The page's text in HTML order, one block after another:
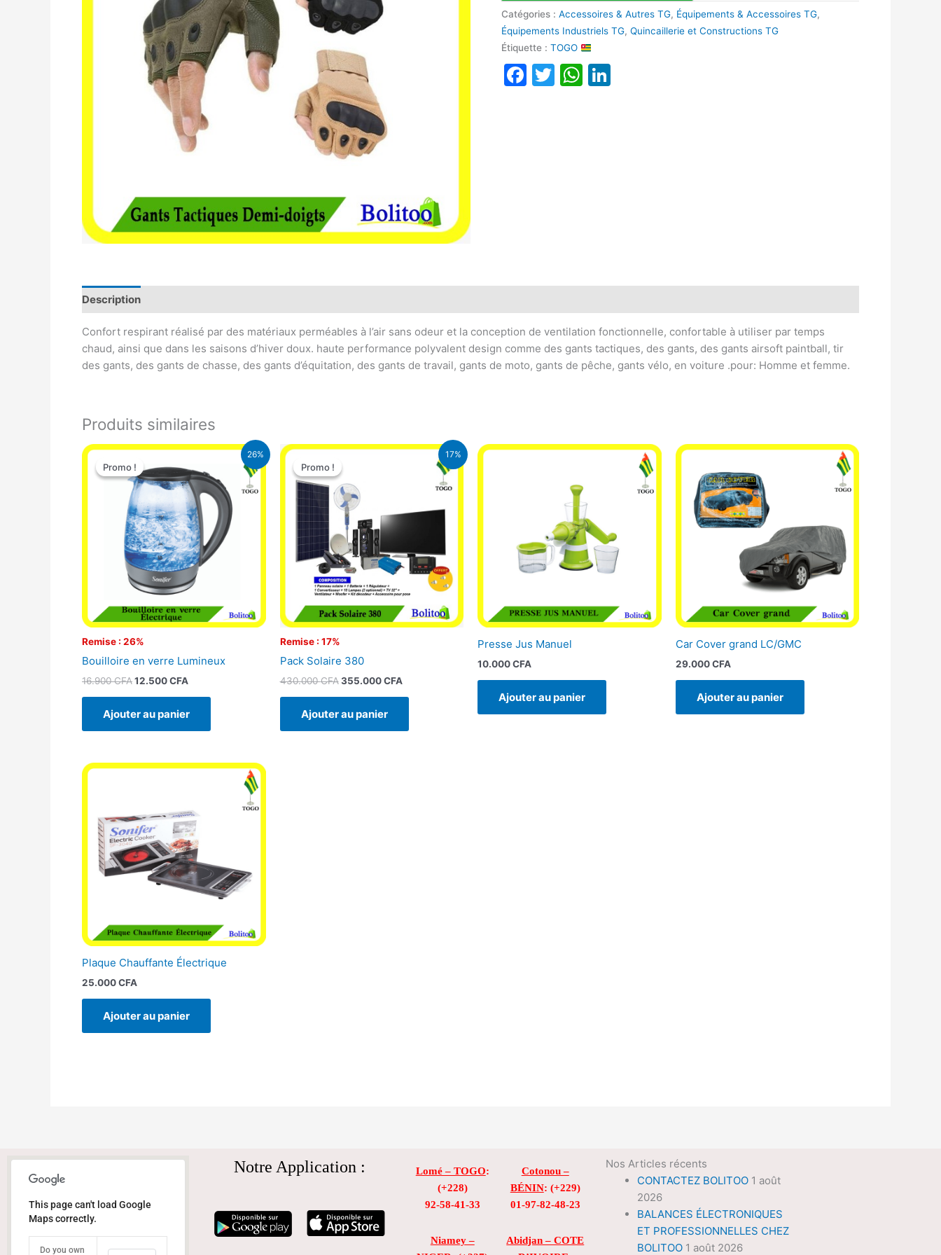
Catégories :Accessoires & Autres TG, Équipements & Accessoires TG,
Équipements Industriels TG,Quincaillerie et Constructions TG
Étiquette :TOGO
Facebook
TwitterWhatsApp
Description
Confort respirant réalisé par des matériaux perméables à l’air sans odeur et la conception de ventilation fonctionnelle, confortable à utiliser par temps
chaud, ainsi que dans les saisons d’hiver doux. haute performance polyvalent design comme des gants tactiques, des gants, des gants airsoft paintball, tir
des gants, des gants de chasse, des gants d’équitation, des gants de travail, gants de moto, gants de pêche, gants vélo, en voiture .pour: Homme et femme.​
Produits similaires
26%
Promo !
Remise : 26%
Promo !
Bouilloire en verre Lumineux
16.900CFA
Le
initial
était :
16.900 CFA.
12.500CFA
Le
actuel
est :
12.500 CFA.
Ajouter au panier
17%
Promo !
Remise : 17%
Promo !
Pack Solaire 380
430.000CFA
Le
initial
était :
430.000 CFA.
355.000CFA
Le
Ajouter au panier
Presse Jus Manuel
10.000CFA
Ajouter au panier
Car Cover grand LC/GMC
29.000CFA
Ajouter au panier
Plaque Chauffante Électrique
25.000CFA
Ajouter au panier
This page can't load Google
Maps correctly.
Do you own
Notre Application : Lomé – TOGO:
(+228)
92-58-41-33
Niamey –
Cotonou –
BÉNIN: (+229)
01-97-82-48-23
Abidjan – COTE
Nos Articles récents
CONTACTEZ BOLITOO 1 août
2026
BALANCES ÉLECTRONIQUES
ET PROFESSIONNELLES CHEZ
BOLITOO 1 août 2026